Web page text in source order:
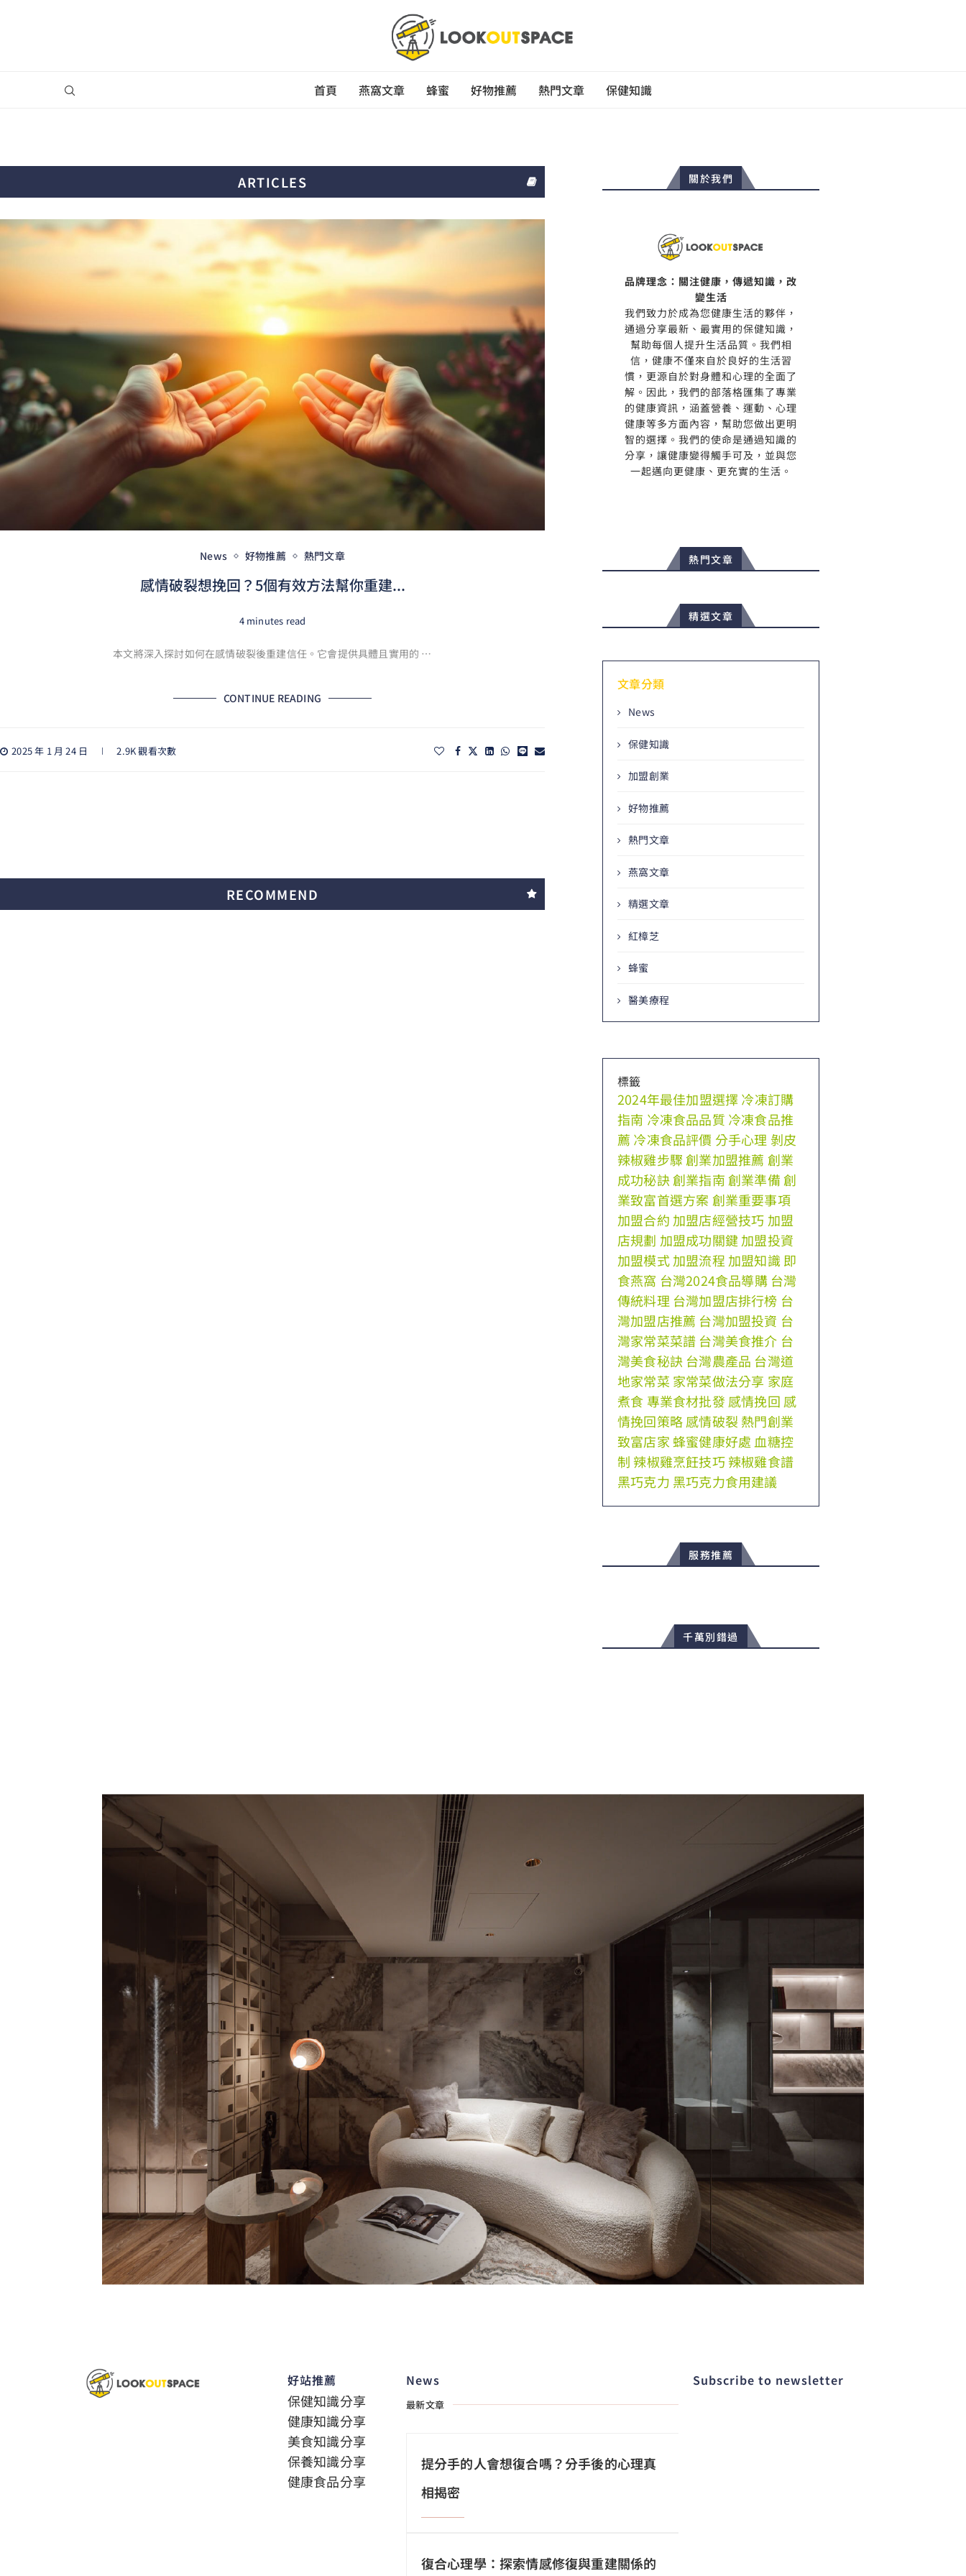
首頁 燕窩文章 蜂蜜 好物推薦 熱門文章 保健知識
ARTICLES
News 好物推薦 熱門文章
感情破裂想挽回？5個有效方法幫你重建...
4 minutes read
本文將深入探討如何在感情破裂後重建信任。它會提供具體且實用的 …
CONTINUE READING
2025 年 1 月 24 日 2.9K 觀看次數
RECOMMEND
關於我們
品牌理念：關注健康，傳遞知識，改
變生活
我們致力於成為您健康生活的夥伴，
通過分享最新、最實用的保健知識，
幫助每個人提升生活品質。我們相
信，健康不僅來自於良好的生活習
慣，更源自於對身體和心理的全面了
解。因此，我們的部落格匯集了專業
的健康資訊，涵蓋營養、運動、心理
健康等多方面內容，幫助您做出更明
智的選擇。我們的使命是通過知識的
分享，讓健康變得觸手可及，並與您
一起邁向更健康、更充實的生活。
熱門文章
精選文章
文章分類
News
保健知識
加盟創業
好物推薦
熱門文章
燕窩文章
精選文章
紅樟芝
蜂蜜
醫美療程
標籤
2024年最佳加盟選擇冷凍訂購
指南 冷凍食品品質 冷凍食品推
薦 冷凍食品評價 分手心理 剝皮
辣椒雞步驟 創業加盟推薦 創業
成功秘訣創業指南創業準備創
業致富首選方案創業重要事項
加盟合約 加盟店經營技巧 加盟
店規劃 加盟成功關鍵加盟投資
加盟模式加盟流程 加盟知識即
食燕窩 台灣2024食品導購 台灣
傳統料理 台灣加盟店排行榜 台
灣加盟店推薦 台灣加盟投資 台
灣家常菜菜譜 台灣美食推介 台
灣美食秘訣 台灣農產品 台灣道
地家常菜 家常菜做法分享 家庭
煮食 專業食材批發 感情挽回 感
情挽回策略感情破裂 熱門創業
致富店家 蜂蜜健康好處 血糖控
制 辣椒雞烹飪技巧辣椒雞食譜
黑巧克力 黑巧克力食用建議
服務推薦
千萬別錯過
好站推薦
保健知識分享
健康知識分享
美食知識分享
保養知識分享
健康食品分享
News
最新文章
提分手的人會想復合嗎？分手後的心理真
相揭密
復合心理學：探索情感修復與重建關係的
Subscribe to newsletter​